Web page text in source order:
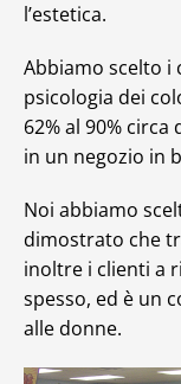
l’estetica.
Abbiamo scelto i
psicologia dei
62% al 90%
in un negozio in
Noi abbiamo
dimostrato che
inoltre i clienti a
spesso, ed è un
alle donne.